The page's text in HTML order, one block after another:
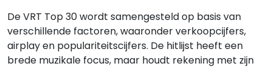
De VRT Top 30 wordt samengesteld op basis van
verschillende factoren, waaronder verkoopcijfers,
airplay en populariteitscijfers. De hitlijst heeft een
brede muzikale focus, maar houdt rekening met zijn